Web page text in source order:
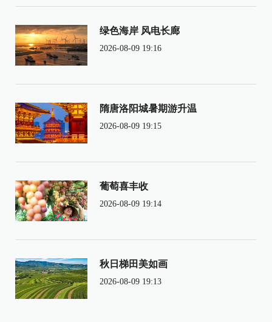
绿色海岸 风电长廊
2026-08-09 19:16
隋唐洛阳城暑期游升温
2026-08-09 19:15
葡萄喜丰收
2026-08-09 19:14
秋日梯田美如画
2026-08-09 19:13